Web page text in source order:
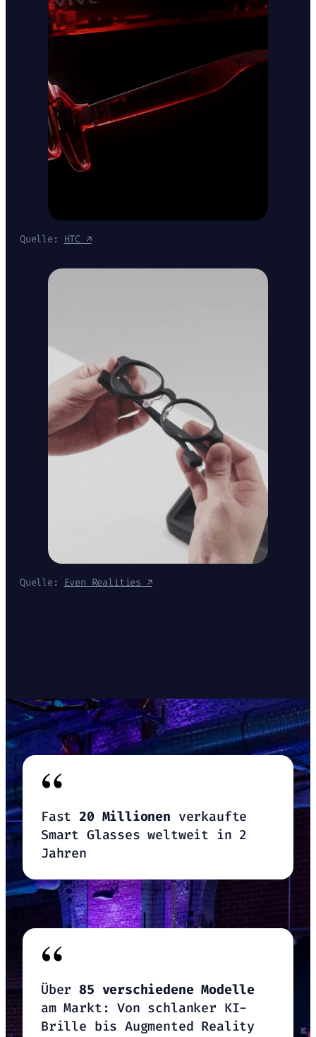
Quelle: HTC ↗
Quelle: Even Realities ↗
“
Fast 20 Millionen verkaufte
Smart Glasses weltweit in 2
Jahren
“
Über85 verschiedene Modelle
am Markt: Von schlanker KI-
Brille bis Augmented Reality